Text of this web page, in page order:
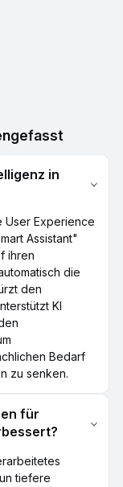
in
User Experience
Assistant"
ihren
die
den
KI
Bedarf
zu senken.
für
tiefere